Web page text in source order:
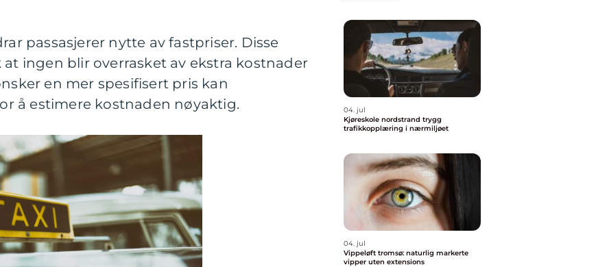
passasjerer nytte av fastpriser. Disse
ingen blir overrasket av ekstra kostnader
en mer spesifisert pris kan
å estimere kostnaden nøyaktig.
04. jul
Kjøreskole nordstrand trygg
trafikkopplæring i nærmiljøet
04. jul
Vippeløft tromsø: naturlig markerte
vipper uten extensions